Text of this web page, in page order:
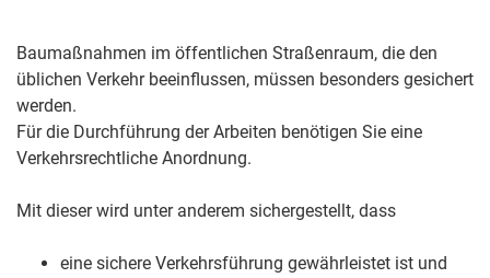
Baumaßnahmen im öffentlichen Straßenraum, die den
üblichen Verkehr beeinflussen, müssen besonders gesichert
werden.
Für die Durchführung der Arbeiten benötigen Sie eine
Verkehrsrechtliche Anordnung.
Mit dieser wird unter anderem sichergestellt, dass
eine sichere Verkehrsführung gewährleistet ist und